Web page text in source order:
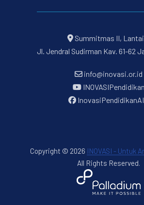
Summitmas II,
Jl. Jendral Sudirman Kav. 61-62
info@inovasi.or.id
INOVASIPendidikan
Copyright © 2026 INOVASI - Untuk
All Rights Reserved.
FORQY